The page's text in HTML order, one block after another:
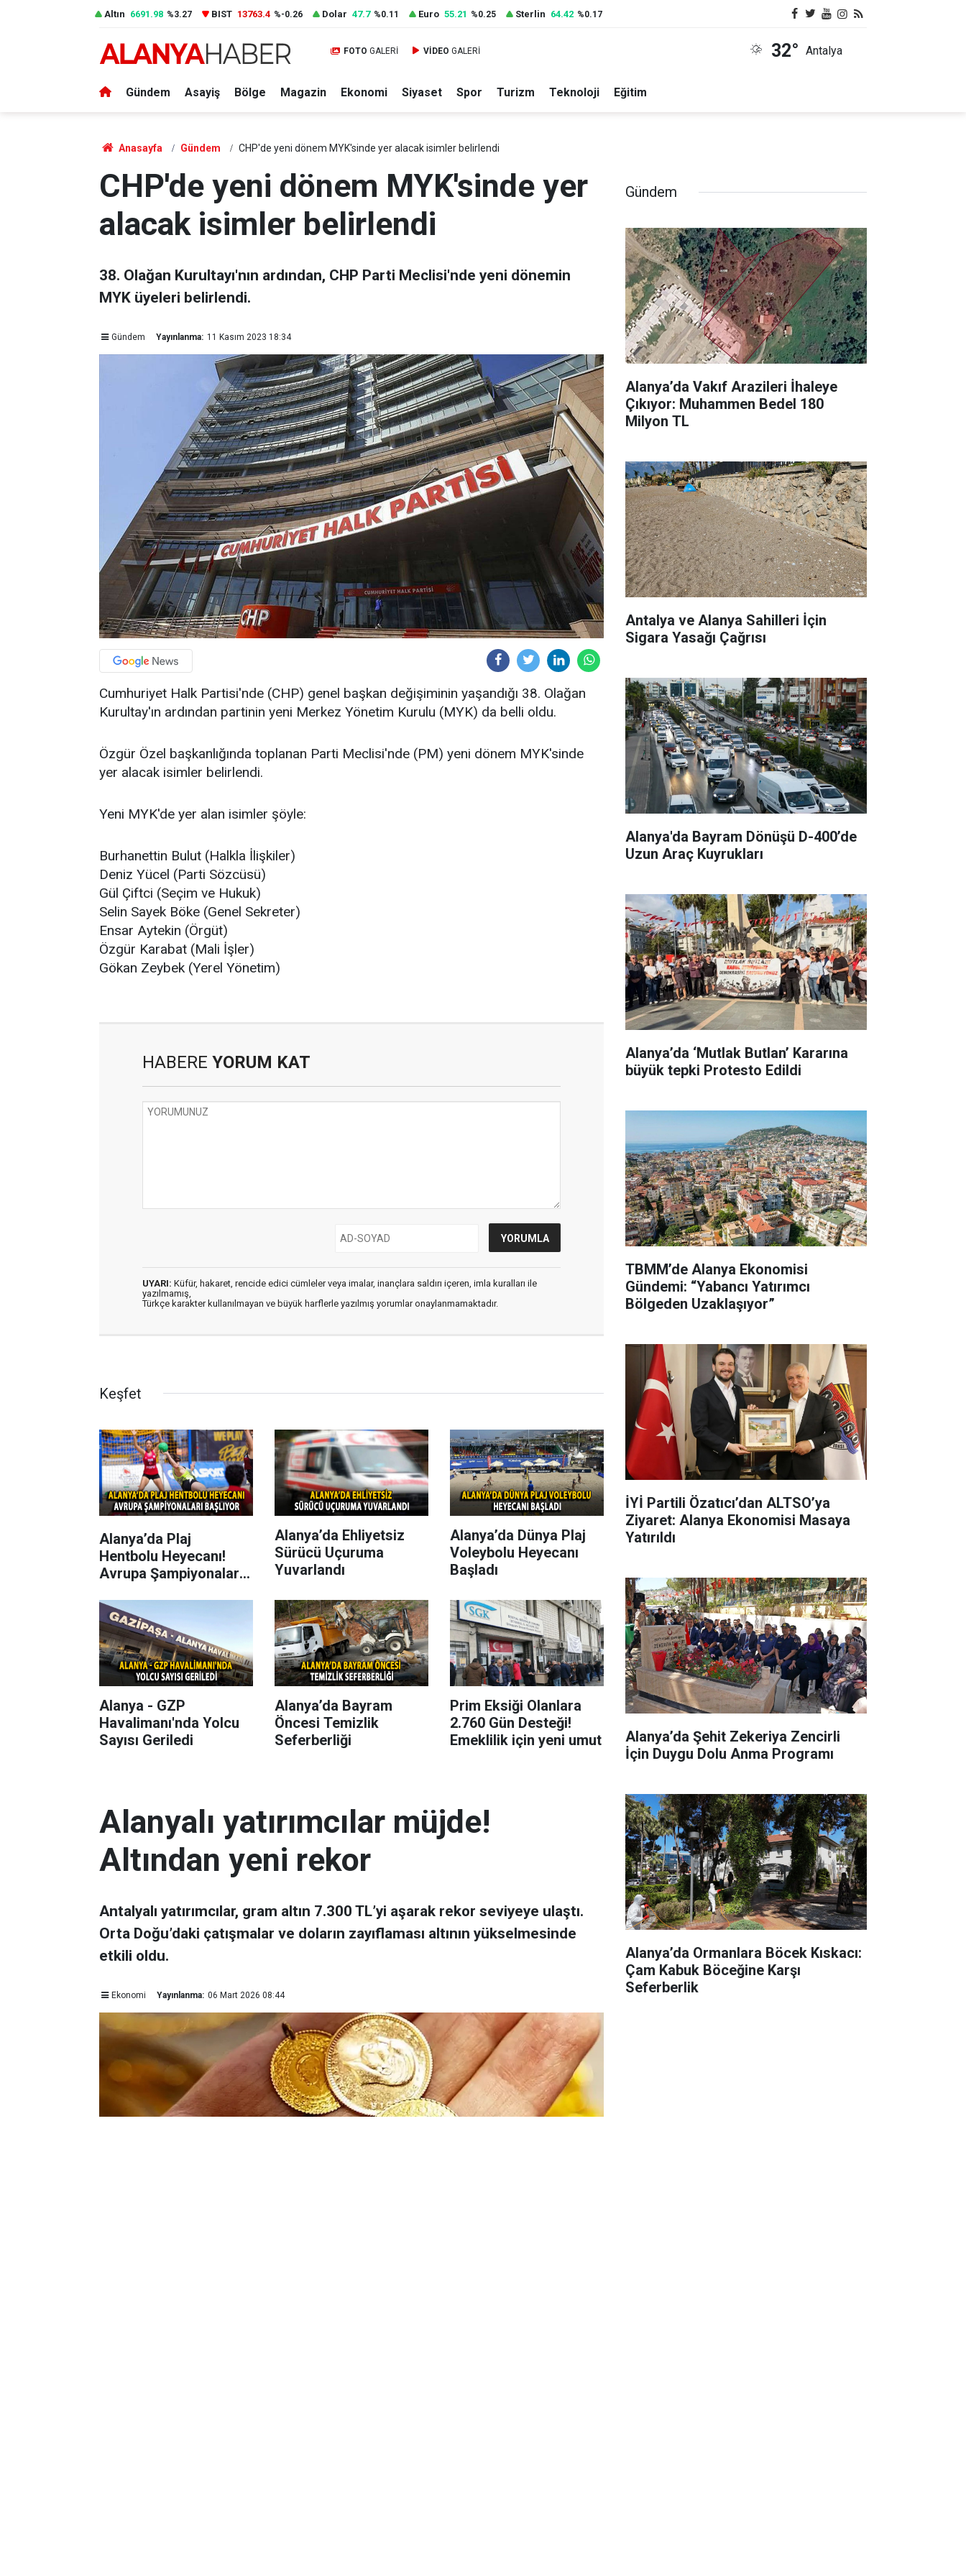
Altın 6691.98 %3.27 BIST 13763.4 %-0.26 Dolar 47.7 %0.11 Euro 55.21 %0.25 Sterlin 64.42 %0.17
FOTO GALERİ VİDEO GALERİ 32° Antalya
Gündem Asayiş Bölge Magazin Ekonomi Siyaset Spor Turizm Teknoloji Eğitim
Anasayfa Gündem CHP'de yeni dönem MYK'sinde yer alacak isimler belirlendi
CHP'de yeni dönem MYK'sinde yer
alacak isimler belirlendi
38. Olağan Kurultayı'nın ardından, CHP Parti Meclisi'nde yeni dönemin
MYK üyeleri belirlendi.
Gündem Yayınlanma: 11 Kasım 2023 18:34
Cumhuriyet Halk Partisi'nde (CHP) genel başkan değişiminin yaşandığı 38. Olağan
Kurultay'ın ardından partinin yeni Merkez Yönetim Kurulu (MYK) da belli oldu.
Özgür Özel başkanlığında toplanan Parti Meclisi'nde (PM) yeni dönem MYK'sinde
yer alacak isimler belirlendi.
Yeni MYK'de yer alan isimler şöyle:
Burhanettin Bulut (Halkla İlişkiler)
Deniz Yücel (Parti Sözcüsü)
Gül Çiftci (Seçim ve Hukuk)
Selin Sayek Böke (Genel Sekreter)
Ensar Aytekin (Örgüt)
Özgür Karabat (Mali İşler)
Gökan Zeybek (Yerel Yönetim)
HABERE YORUM KAT
UYARI: Küfür, hakaret, rencide edici cümleler veya imalar, inançlara saldırı içeren, imla kuralları ile
yazılmamış,
Türkçe karakter kullanılmayan ve büyük harflerle yazılmış yorumlar onaylanmamaktadır.
Keşfet
Alanya’da Plaj
Hentbolu Heyecanı!
Avrupa Şampiyonaları
Alanya’da Ehliyetsiz
Sürücü Uçuruma
Yuvarlandı
Alanya’da Dünya Plaj
Voleybolu Heyecanı
Başladı
Alanya - GZP
Havalimanı'nda Yolcu
Sayısı Geriledi
Alanya’da Bayram
Öncesi Temizlik
Seferberliği
Prim Eksiği Olanlara
2.760 Gün Desteği!
Emeklilik için yeni umut
Alanyalı yatırımcılar müjde!
Altından yeni rekor
Antalyalı yatırımcılar, gram altın 7.300 TL’yi aşarak rekor seviyeye ulaştı.
Orta Doğu’daki çatışmalar ve doların zayıflaması altının yükselmesinde
etkili oldu.
Ekonomi Yayınlanma: 06 Mart 2026 08:44
Gündem
Alanya’da Vakıf Arazileri İhaleye
Çıkıyor: Muhammen Bedel 180
Milyon TL
Antalya ve Alanya Sahilleri İçin
Sigara Yasağı Çağrısı
Alanya'da Bayram Dönüşü D-400’de
Uzun Araç Kuyrukları
Alanya’da ‘Mutlak Butlan’ Kararına
büyük tepki Protesto Edildi
TBMM’de Alanya Ekonomisi
Gündemi: “Yabancı Yatırımcı
Bölgeden Uzaklaşıyor”
İYİ Partili Özatıcı’dan ALTSO’ya
Ziyaret: Alanya Ekonomisi Masaya
Yatırıldı
Alanya’da Şehit Zekeriya Zencirli
İçin Duygu Dolu Anma Programı
Alanya’da Ormanlara Böcek Kıskacı:
Çam Kabuk Böceğine Karşı
Seferberlik